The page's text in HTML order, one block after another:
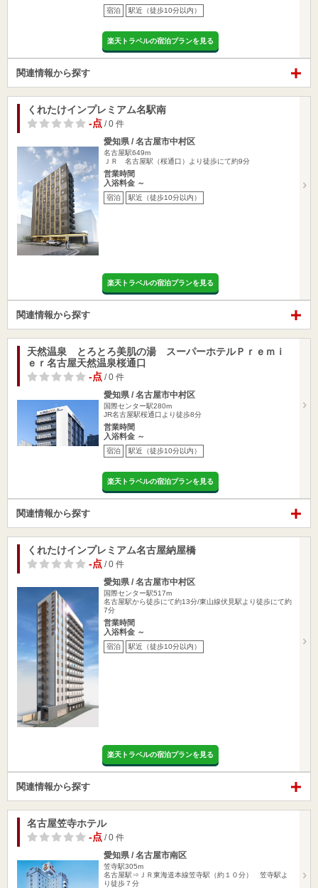
宿泊 駅近（徒歩10分以内）
楽天トラベルの宿泊プランを見る
関連情報から探す
くれたけインプレミアム名駅南
-点 / 0 件
愛知県 / 名古屋市中村区
名古屋駅649m
ＪＲ 名古屋駅（桜通口）より徒歩にて約9分
営業時間
入浴料金 ～
宿泊 駅近（徒歩10分以内）
楽天トラベルの宿泊プランを見る
関連情報から探す
天然温泉 とろとろ美肌の湯 スーパーホテルＰｒｅｍｉ
ｅｒ名古屋天然温泉桜通口
-点 / 0 件
愛知県 / 名古屋市中村区
国際センター駅280m
JR名古屋駅桜通口より徒歩8分
営業時間
入浴料金 ～
宿泊 駅近（徒歩10分以内）
楽天トラベルの宿泊プランを見る
関連情報から探す
くれたけインプレミアム名古屋納屋橋
-点 / 0 件
愛知県 / 名古屋市中村区
国際センター駅517m
名古屋駅から徒歩にて約13分/東山線伏見駅より徒歩にて約
7分
営業時間
入浴料金 ～
宿泊 駅近（徒歩10分以内）
楽天トラベルの宿泊プランを見る
関連情報から探す
名古屋笠寺ホテル
-点 / 0 件
愛知県 / 名古屋市南区
笠寺駅305m
名古屋駅⇒ＪＲ東海道本線笠寺駅（約１０分） 笠寺駅よ
り徒歩７分